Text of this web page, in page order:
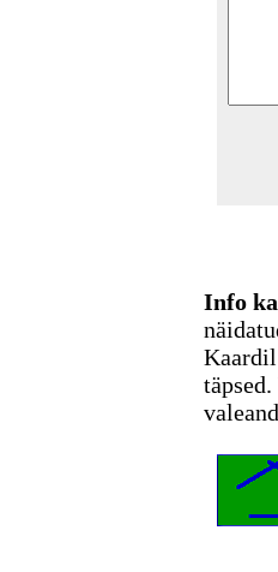
Info
Kaardil